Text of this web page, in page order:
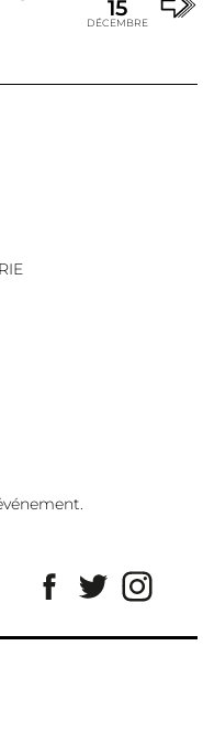
15
DÉCEMBRE
Facebook
Twitter